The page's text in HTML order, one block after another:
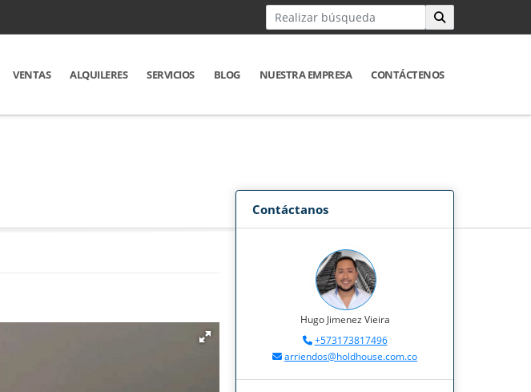
VENTAS ALQUILERES SERVICIOS BLOG NUESTRA EMPRESA CONTÁCTENOS
Contáctanos
Hugo Jimenez Vieira
+573173817496
arriendos@holdhouse.com.co